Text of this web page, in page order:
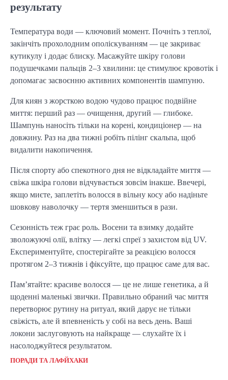
результату
Температура води — ключовий момент. Почніть з теплої,
закінчіть прохолодним ополіскуванням — це закриває
кутикулу і додає блиску. Масажуйте шкіру голови
подушечками пальців 2–3 хвилини: це стимулює кровотік і
допомагає засвоєнню активних компонентів шампуню.
Для киян з жорсткою водою чудово працює подвійне
миття: перший раз — очищення, другий — глибоке.
Шампунь наносіть тільки на корені, кондиціонер — на
довжину. Раз на два тижні робіть пілінг скальпа, щоб
видалити накопичення.
Після спорту або спекотного дня не відкладайте миття —
свіжа шкіра голови відчувається зовсім інакше. Ввечері,
якщо миєте, заплетіть волосся в вільну косу або надіньте
шовкову наволочку — тертя зменшиться в рази.
Сезонність теж грає роль. Восени та взимку додайте
зволожуючі олії, влітку — легкі спреї з захистом від UV.
Експериментуйте, спостерігайте за реакцією волосся
протягом 2–3 тижнів і фіксуйте, що працює саме для вас.
Пам’ятайте: красиве волосся — це не лише генетика, а й
щоденні маленькі звички. Правильно обраний час миття
перетворює рутину на ритуал, який дарує не тільки
свіжість, але й впевненість у собі на весь день. Ваші
локони заслуговують на найкраще — слухайте їх і
насолоджуйтеся результатом.
ПОРАДИ ТА ЛАФЙХАКИ